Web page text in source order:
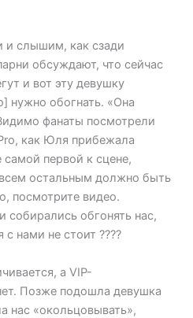
и слышим, как сзади
обсуждают, что сейчас
и вот эту девушку
нужно обогнать. «Она
фанаты посмотрели
как Юля прибежала
первой к сцене,
остальным должно быть
посмотрите видео.
обгонять нас,
с нами не стоит ????
а VIP-
Позже подошла девушка
нас «окольцовывать»,